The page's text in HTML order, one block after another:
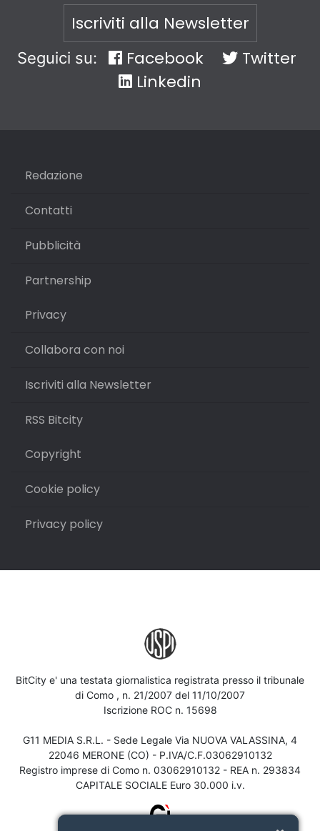
Iscriviti alla Newsletter
Seguici su: Facebook
Twitter
Linkedin
Redazione
Contatti
Pubblicità
Partnership
Privacy
Collabora con noi
Iscriviti alla Newsletter
RSS Bitcity
Copyright
Cookie policy
Privacy policy
BitCity e' una testata giornalistica registrata presso il tribunale
di Como , n. 21/2007 del 11/10/2007
Iscrizione ROC n. 15698
G11 MEDIA S.R.L. - Sede Legale Via NUOVA VALASSINA, 4
22046 MERONE (CO) - P.IVA/C.F.03062910132
Registro imprese di Como n. 03062910132 - REA n. 293834
CAPITALE SOCIALE Euro 30.000 i.v.